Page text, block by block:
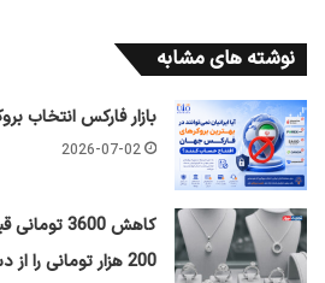
نوشته های مشابه
بازار فارکس انتخاب
2026-07-02
کاهش 3600
200 هزار تومانی را از دست داد